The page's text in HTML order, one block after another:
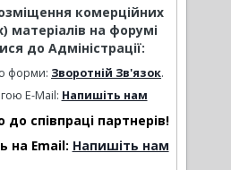
комерційних
матеріалів на форумі
до Адміністрації:
форми: Зворотній Зв'язок.
E-Mail: Напишіть нам
співпраці партнерів!
на Email: Напишіть нам